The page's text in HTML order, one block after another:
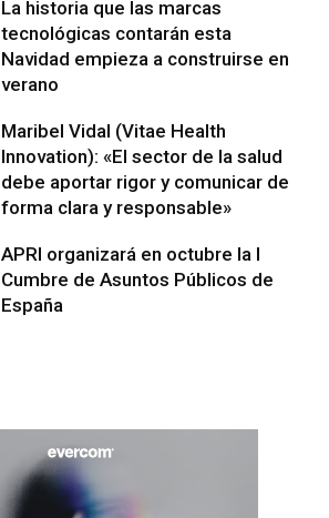
La historia que las marcas
tecnológicas contarán esta
Navidad empieza a construirse en
verano
Maribel Vidal (Vitae Health
Innovation): «El sector de la salud
debe aportar rigor y comunicar de
forma clara y responsable»
APRI organizará en octubre la I
Cumbre de Asuntos Públicos de
España